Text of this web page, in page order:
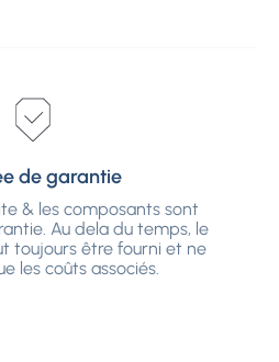
de garantie
& les composants sont
Au dela du temps, le
toujours être fourni et ne
les coûts associés.
& les composants sont
Au dela du temps, le
toujours être fourni et ne
les coûts associés.